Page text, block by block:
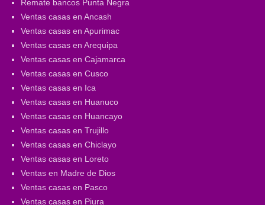
Remate bancos Punta Negra
Ventas casas en Ancash
Ventas casas en Apurimac
Ventas casas en Arequipa
Ventas casas en Cajamarca
Ventas casas en Cusco
Ventas casas en Ica
Ventas casas en Huanuco
Ventas casas en Huancayo
Ventas casas en Trujillo
Ventas casas en Chiclayo
Ventas casas en Loreto
Ventas en Madre de Dios
Ventas casas en Pasco
Ventas casas en Piura